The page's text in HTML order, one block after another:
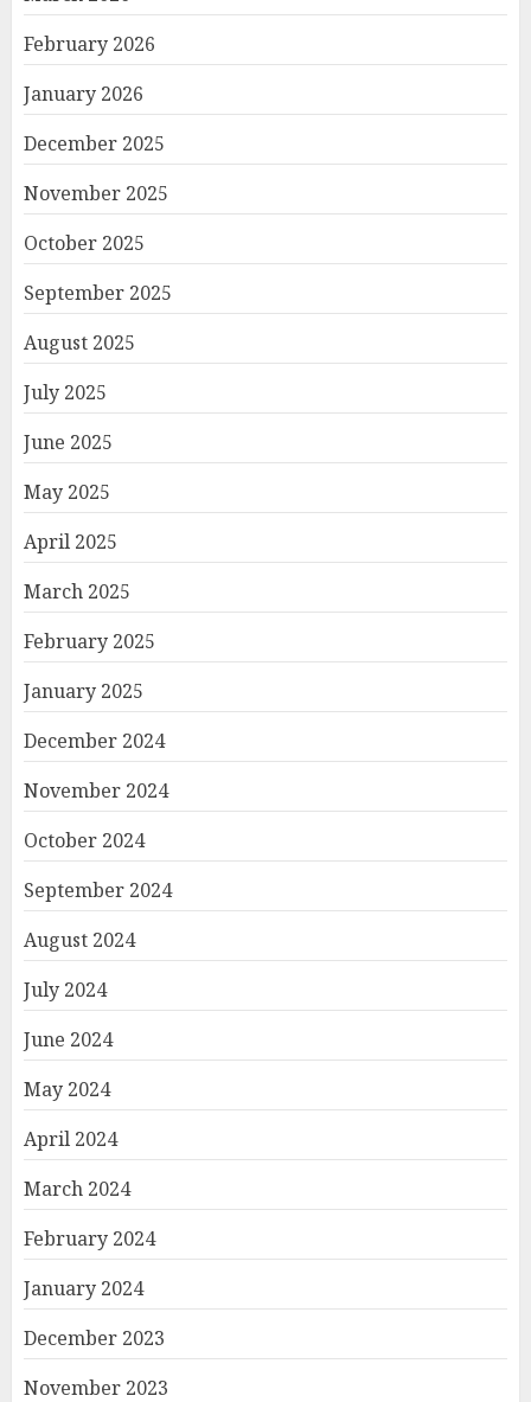
February 2026
January 2026
December 2025
November 2025
October 2025
September 2025
August 2025
July 2025
June 2025
May 2025
April 2025
March 2025
February 2025
January 2025
December 2024
November 2024
October 2024
September 2024
August 2024
July 2024
June 2024
May 2024
April 2024
March 2024
February 2024
January 2024
December 2023
November 2023